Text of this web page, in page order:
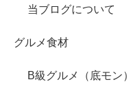
当ブログについて
グルメ食材
B級グルメ（底モン）